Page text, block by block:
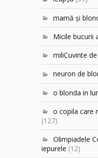
mamă şi
Micile bucurii
miliCuvinte
neuron de
o blonda in
o copila care
(127)
Olimpiadele
iepurele (12)